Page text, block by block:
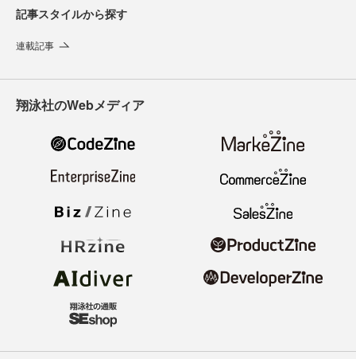
記事スタイルから探す
連載記事
翔泳社のWebメディア